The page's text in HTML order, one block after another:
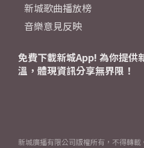
新城歌曲播放榜
音樂意見反映
免費下載新城App! 為你提供
溫，體現資訊分享無界限！
新城廣播有限公司版權所有，不得轉載